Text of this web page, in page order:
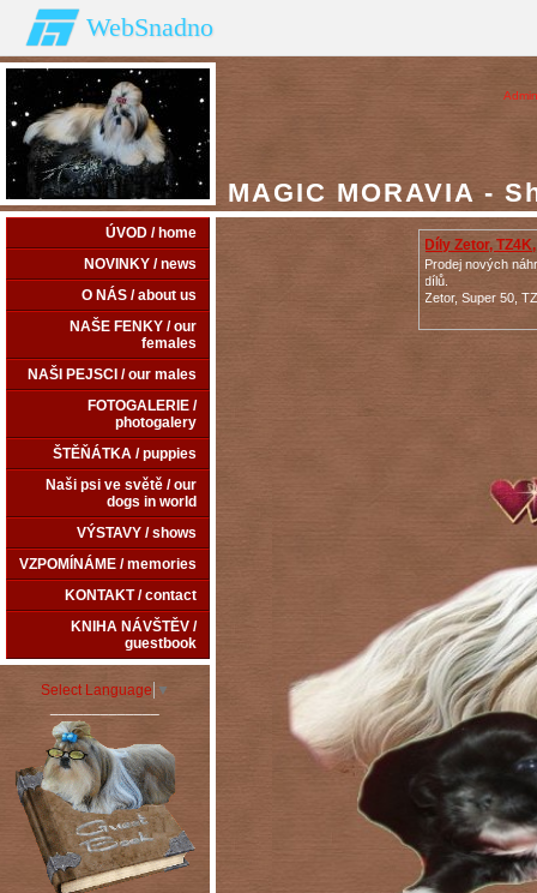
WebSnadno
MAGIC MORAVIA -
ÚVOD / home
NOVINKY / news
O NÁS / about us
NAŠE FENKY / our
females
NAŠI PEJSCI / our males
FOTOGALERIE /
photogalery
ŠTĚŇÁTKA / puppies
Naši psi ve světě / our
dogs in world
VÝSTAVY / shows
VZPOMÍNÁME / memories
KONTAKT / contact
KNIHA NÁVŠTĚV /
guestbook
Select Language ▼
Díly Zetor,
Prodej nových
dílů.
Zetor, Super 50,